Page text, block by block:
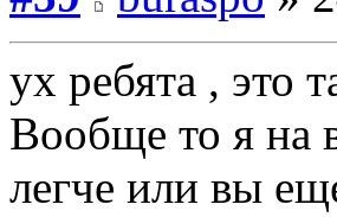
ух ребята , это
Вообще то я на
легче или вы